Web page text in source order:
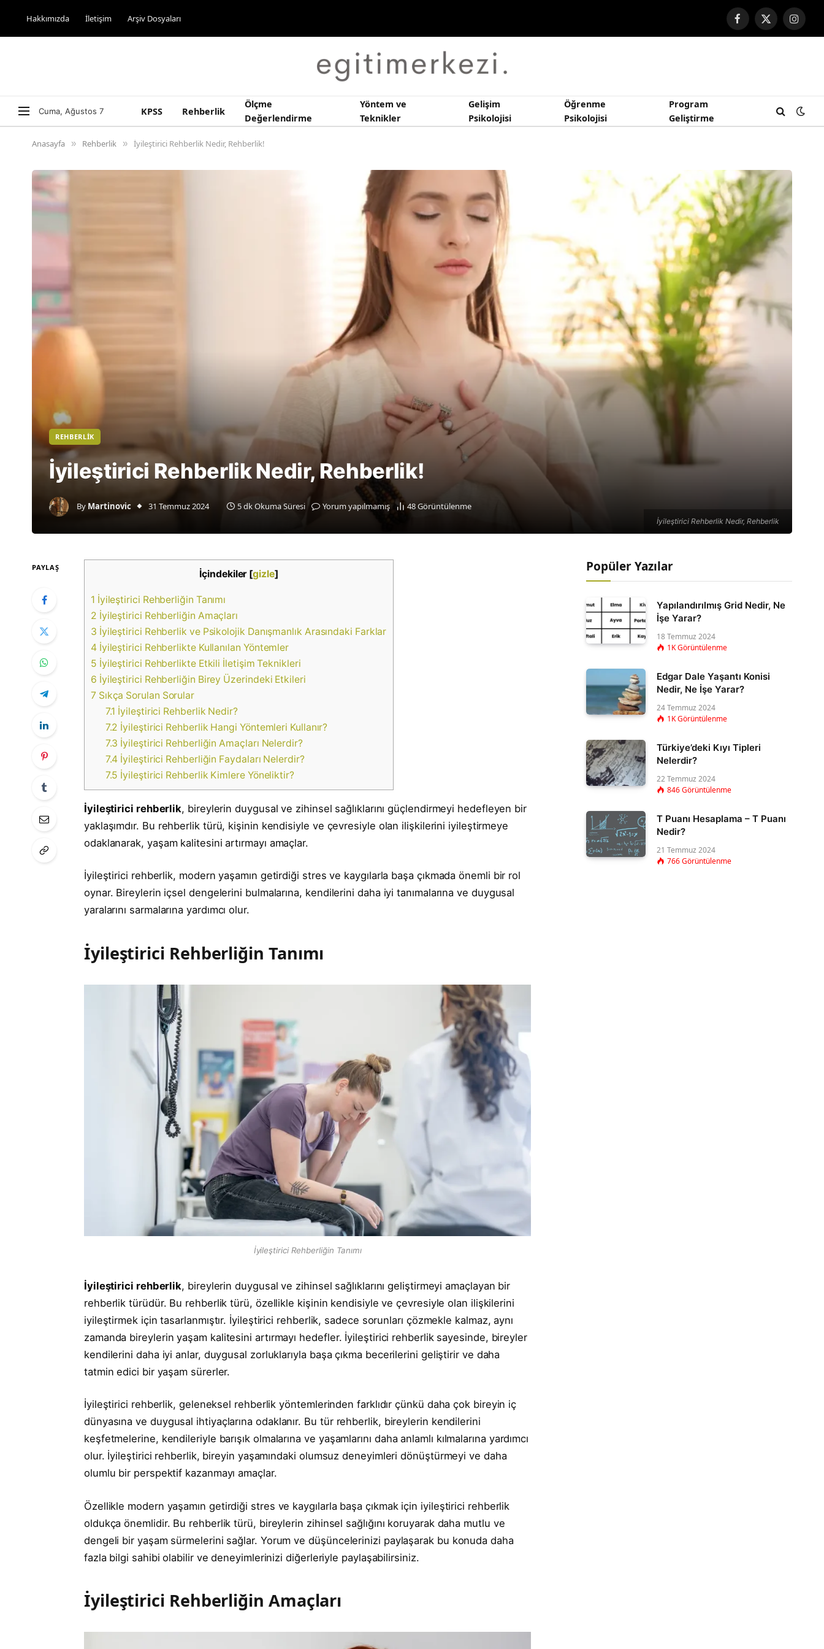
Hakkımızda İletişim Arşiv Dosyaları
Facebook
X
(Twitter)
Cuma, Ağustos 7 KPSS Rehberlik
Ölçme
Değerlendirme
Yöntem ve
Teknikler
Gelişim
Psikolojisi
Öğrenme
Psikolojisi
Program
Geliştirme
Anasayfa » Rehberlik » İyileştirici Rehberlik Nedir, Rehberlik!
İyileştirici Rehberlik Nedir, Rehberlik
REHBERLIK
İyileştirici Rehberlik Nedir, Rehberlik!
By Martinovic 31 Temmuz 2024 5 dk Okuma Süresi Yorum yapılmamış 48Görüntülenme
PAYLAŞ
İçindekiler [gizle]
1 İyileştirici Rehberliğin Tanımı
2 İyileştirici Rehberliğin Amaçları
3 İyileştirici Rehberlik ve Psikolojik Danışmanlık Arasındaki Farklar
4İyileştirici Rehberlikte Kullanılan Yöntemler
5 İyileştirici Rehberlikte Etkili İletişim Teknikleri
6 İyileştirici Rehberliğin Birey Üzerindeki Etkileri
7 Sıkça Sorulan Sorular
7.1 İyileştirici Rehberlik Nedir?
7.2 İyileştirici Rehberlik Hangi Yöntemleri Kullanır?
7.3 İyileştirici Rehberliğin Amaçları Nelerdir?
7.4 İyileştirici Rehberliğin Faydaları Nelerdir?
7.5 İyileştirici Rehberlik Kimlere Yöneliktir?
İyileştirici rehberlik, bireylerin duygusal ve zihinsel sağlıklarını güçlendirmeyi hedefleyen bir
yaklaşımdır. Bu rehberlik türü, kişinin kendisiyle ve çevresiyle olan ilişkilerini iyileştirmeye
odaklanarak, yaşam kalitesini artırmayı amaçlar.
İyileştirici rehberlik, modern yaşamın getirdiği stres ve kaygılarla başa çıkmada önemli bir rol
oynar. Bireylerin içsel dengelerini bulmalarına, kendilerini daha iyi tanımalarına ve duygusal
yaralarını sarmalarına yardımcı olur.
İyileştirici Rehberliğin Tanımı
İyileştirici Rehberliğin Tanımı
İyileştirici rehberlik, bireylerin duygusal ve zihinsel sağlıklarını geliştirmeyi amaçlayan bir
rehberlik türüdür. Bu rehberlik türü, özellikle kişinin kendisiyle ve çevresiyle olan ilişkilerini
iyileştirmek için tasarlanmıştır. İyileştirici rehberlik, sadece sorunları çözmekle kalmaz, aynı
zamanda bireylerin yaşam kalitesini artırmayı hedefler. İyileştirici rehberlik sayesinde, bireyler
kendilerini daha iyi anlar, duygusal zorluklarıyla başa çıkma becerilerini geliştirir ve daha
tatmin edici bir yaşam sürerler.
İyileştirici rehberlik, geleneksel rehberlik yöntemlerinden farklıdır çünkü daha çok bireyin iç
dünyasına ve duygusal ihtiyaçlarına odaklanır. Bu tür rehberlik, bireylerin kendilerini
keşfetmelerine, kendileriyle barışık olmalarına ve yaşamlarını daha anlamlı kılmalarına yardımcı
olur. İyileştirici rehberlik, bireyin yaşamındaki olumsuz deneyimleri dönüştürmeyi ve daha
olumlu bir perspektif kazanmayı amaçlar.
Özellikle modern yaşamın getirdiği stres ve kaygılarla başa çıkmak için iyileştirici rehberlik
oldukça önemlidir. Bu rehberlik türü, bireylerin zihinsel sağlığını koruyarak daha mutlu ve
dengeli bir yaşam sürmelerini sağlar. Yorum ve düşüncelerinizi paylaşarak bu konuda daha
fazla bilgi sahibi olabilir ve deneyimlerinizi diğerleriyle paylaşabilirsiniz.
İyileştirici Rehberliğin Amaçları
Popüler Yazılar
Yapılandırılmış Grid Nedir, Ne
İşe Yarar?
18 Temmuz 2024
1KGörüntülenme
Edgar Dale Yaşantı Konisi
Nedir, Ne İşe Yarar?
24 Temmuz 2024
1KGörüntülenme
Türkiye’deki Kıyı Tipleri
Nelerdir?
22 Temmuz 2024
846Görüntülenme
T Puanı Hesaplama – T Puanı
Nedir?
21 Temmuz 2024
766Görüntülenme